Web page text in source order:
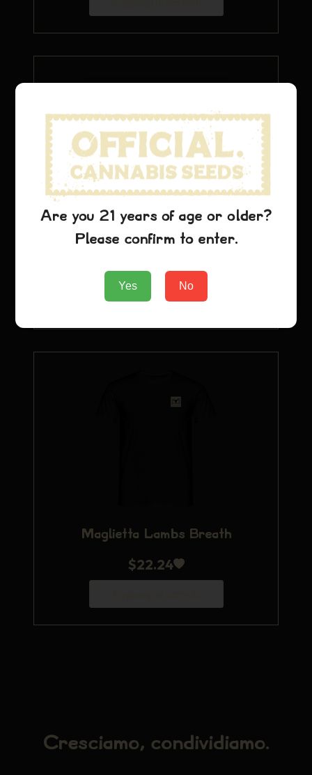
Cappello Cenerentola 99
$26.69
Aggiungi al carrello
Maglietta Lambs Breath
$22.24
Cresciamo, condividiamo.
Are you 21 years of age or older?
Please confirm to enter.
Yes No